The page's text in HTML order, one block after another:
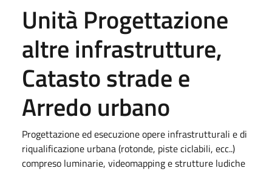
Unità Progettazione
altre infrastrutture,
Catasto strade e
Arredo urbano
Progettazione ed esecuzione opere infrastrutturali e di
riqualificazione urbana (rotonde, piste ciclabili, ecc..)
compreso luminarie, videomapping e strutture ludiche